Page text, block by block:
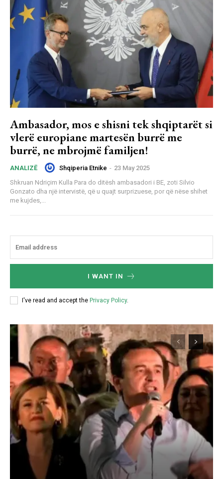
Ambasador, mos e shisni tek shqiptarët si
vlerë europiane martesën burrë me
burrë, ne mbrojmë familjen!
ANALIZË Shqiperia Etnike - 23 May 2025
Shkruan Ndriçim Kulla Para do ditësh ambasadori i BE, zoti Silvio
Gonzato dha një intervistë, që u quajt surprizuese, por që nëse shihet
me kujdes,...
I WANT IN
I've read and accept the Privacy Policy.